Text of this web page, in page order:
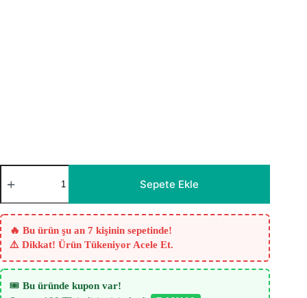
Olton
Beyaz
Perde
-
Kar
Beyazı
adet
Sepete Ekle
🔥 Bu ürün şu an 7 kişinin sepetinde!
⚠️ Dikkat! Ürün Tükeniyor Acele Et.
🎟️ Bu üründe kupon var!